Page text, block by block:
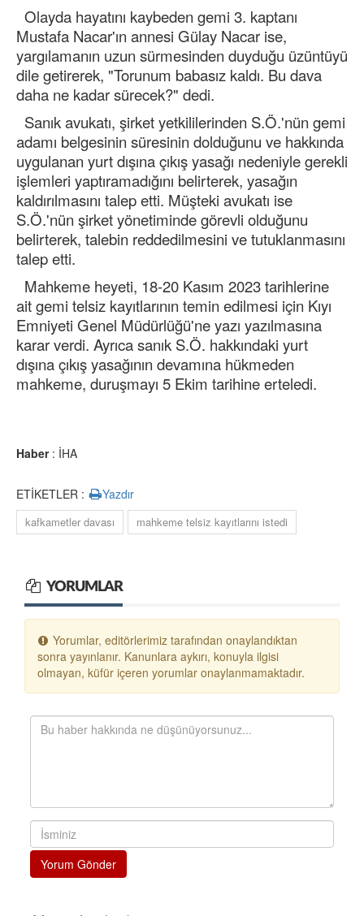
Olayda hayatını kaybeden gemi 3. kaptanı
Mustafa Nacar'ın annesi Gülay Nacar ise,
yargılamanın uzun sürmesinden duyduğu üzüntüyü
dile getirerek, "Torunum babasız kaldı. Bu dava
daha ne kadar sürecek?" dedi.
Sanık avukatı, şirket yetkililerinden S.Ö.'nün gemi
adamı belgesinin süresinin dolduğunu ve hakkında
uygulanan yurt dışına çıkış yasağı nedeniyle gerekli
işlemleri yaptıramadığını belirterek, yasağın
kaldırılmasını talep etti. Müşteki avukatı ise
S.Ö.'nün şirket yönetiminde görevli olduğunu
belirterek, talebin reddedilmesini ve tutuklanmasını
talep etti.
Mahkeme heyeti, 18-20 Kasım 2023 tarihlerine
ait gemi telsiz kayıtlarının temin edilmesi için Kıyı
Emniyeti Genel Müdürlüğü'ne yazı yazılmasına
karar verdi. Ayrıca sanık S.Ö. hakkındaki yurt
dışına çıkış yasağının devamına hükmeden
mahkeme, duruşmayı 5 Ekim tarihine erteledi.
Haber: İHA
ETİKETLER : Yazdır
kafkametler davası mahkeme telsiz kayıtlarını istedi
YORUMLAR
Yorumlar, editörlerimiz tarafından onaylandıktan
sonra yayınlanır. Kanunlara aykırı, konuyla ilgisi
olmayan, küfür içeren yorumlar onaylanmamaktadır.
Yorum Gönder